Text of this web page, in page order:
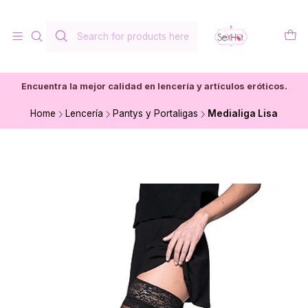
Encuentra la mejor calidad en lencería y artículos eróticos.
Home Lencería Pantys y Portaligas Medialiga Lisa